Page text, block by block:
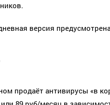
версия
продаёт антивирусы «в